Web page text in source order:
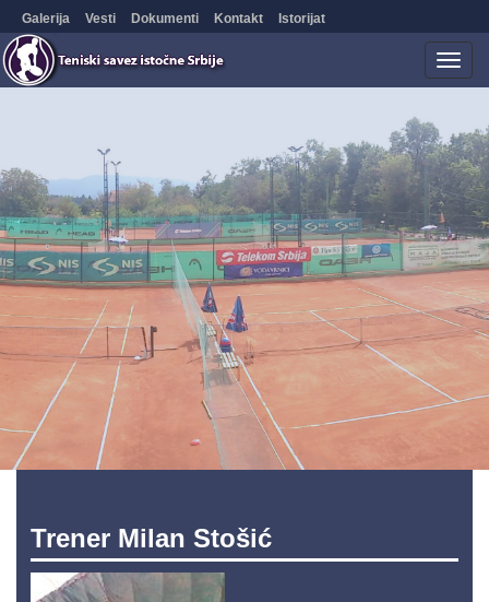
Galerija Vesti Dokumenti Kontakt Istorijat
Trener Milan Stošić